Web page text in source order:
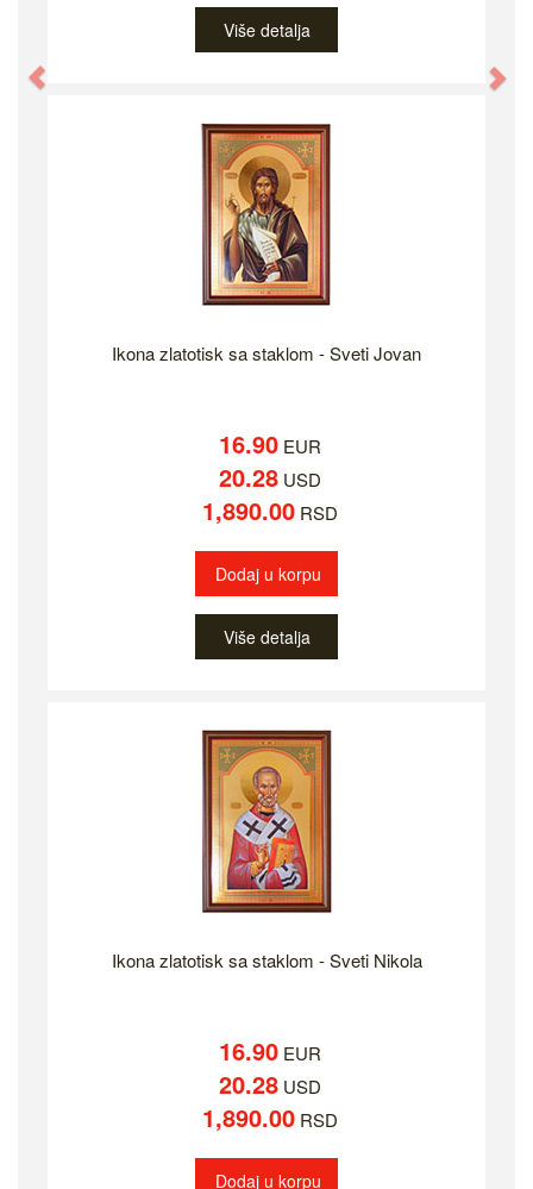
Više detalja
Ikona zlatotisk sa staklom - Sveti Jovan
16.90EUR
20.28USD
1,890.00RSD
Dodaj u korpu
Više detalja
Ikona zlatotisk sa staklom - Sveti Nikola
16.90EUR
20.28USD
1,890.00RSD
Dodaj u korpu